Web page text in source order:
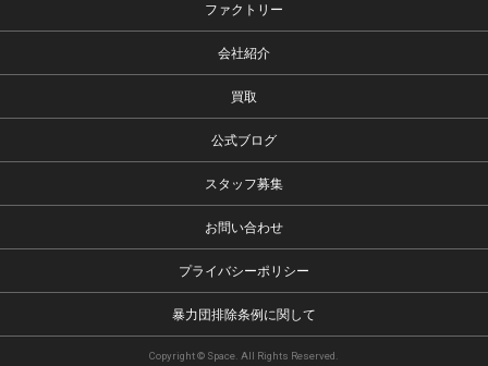
ファクトリー
会社紹介
買取
公式ブログ
スタッフ募集
お問い合わせ
プライバシーポリシー
暴力団排除条例に関して
Copyright © Space. All Rights Reserved.